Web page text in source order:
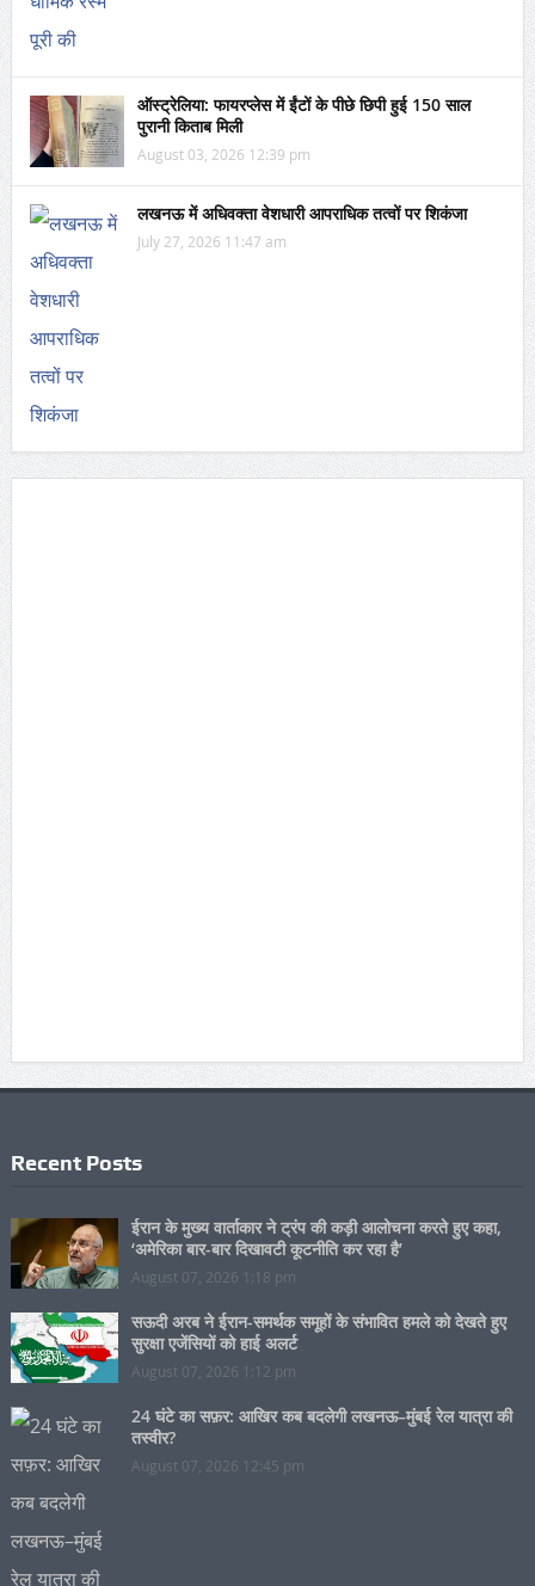
ऑस्ट्रेलिया: फायरप्लेस में ईंटों के पीछे छिपी हुई 150 साल
पुरानी किताब मिली
August 03, 2026 12:39 pm
लखनऊ में अधिवक्ता वेशधारी आपराधिक तत्वों पर शिकंजा
July 27, 2026 11:47 am
Recent Posts
ईरान के मुख्य वार्ताकार ने ट्रंप की कड़ी आलोचना करते हुए कहा,
‘अमेरिका बार-बार दिखावटी कूटनीति कर रहा है’
August 07, 2026 1:18 pm
सऊदी अरब ने ईरान-समर्थक समूहों के संभावित हमले को देखते हुए
सुरक्षा एजेंसियों को हाई अलर्ट
August 07, 2026 1:12 pm
24 घंटे का सफ़र: आखिर कब बदलेगी लखनऊ–मुंबई रेल यात्रा की
तस्वीर?
August 07, 2026 12:45 pm